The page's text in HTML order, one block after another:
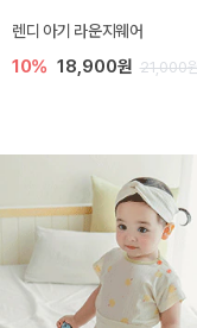
렌디 아기 라운지웨어
10% 18,900원 21,000